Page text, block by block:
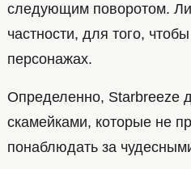
следующим поворотом.
частности, для того,
персонажах.
Определенно, Starbreeze
скамейками, которые не
понаблюдать за